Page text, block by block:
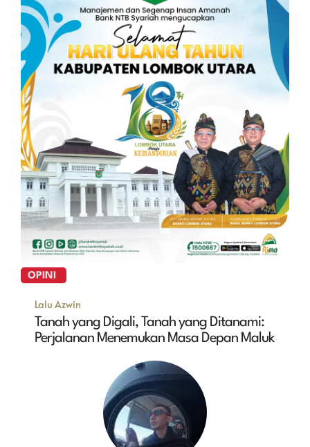
OPINI
Lalu Azwin
Tanah yang Digali, Tanah yang Ditanami:
Perjalanan Menemukan Masa Depan Maluk